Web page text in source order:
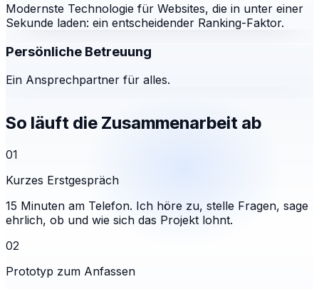
Modernste Technologie für Websites, die in unter einer
Sekunde laden: ein entscheidender Ranking-Faktor.
Persönliche Betreuung
Ein Ansprechpartner für alles.
So läuft die Zusammenarbeit ab
01
Kurzes Erstgespräch
15 Minuten am Telefon. Ich höre zu, stelle Fragen, sage
ehrlich, ob und wie sich das Projekt lohnt.
02
Prototyp zum Anfassen